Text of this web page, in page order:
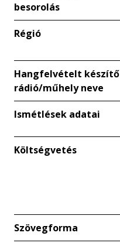
besorolás
Régió
Hangfelvételt készítő
rádió/műhely neve
Ismétlések adatai
Költségvetés
Szövegforma